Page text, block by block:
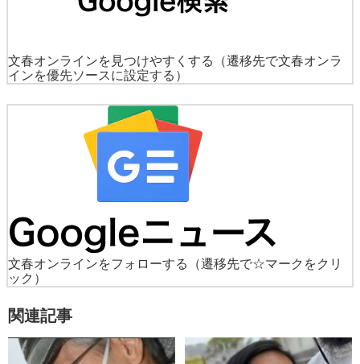
文春オンラインを見つけやすくする
（遷移先で文春オンラ
インを優先ソースに設定する）
文春オンラインをフォローする
（遷移先で☆マークをクリ
ック）
関連記事